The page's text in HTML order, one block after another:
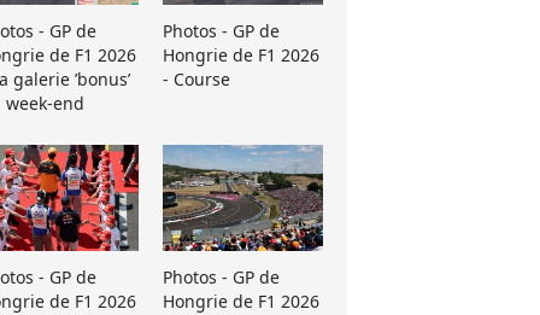
- GP de
de F1 2026
galerie ’bonus’
week-end
Photos - GP de
Hongrie de F1 2026
- Course
- GP de
de F1 2026
Photos - GP de
Hongrie de F1 2026